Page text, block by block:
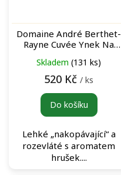
Domaine André Berthet-
Rayne Cuvée Ynek Na
Rhône bílé víno
Skladem (131 ks)
520 Kč / ks
Do košíku
Lehké „nakopávající“ a
rozevláté s aromatem
hrušek....